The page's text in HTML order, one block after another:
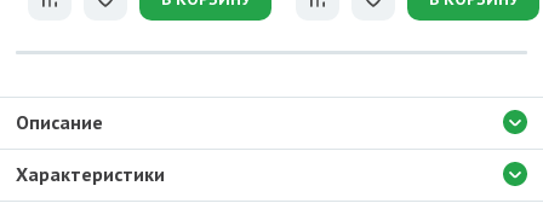
Описание
Характеристики